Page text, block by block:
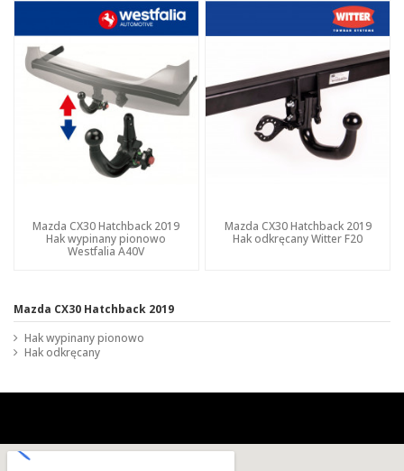
Mazda CX30 Hatchback 2019
Hak wypinany pionowo
Westfalia A40V
Mazda CX30 Hatchback 2019
Hak odkręcany Witter F20
Mazda CX30 Hatchback 2019
Hak wypinany pionowo
Hak odkręcany